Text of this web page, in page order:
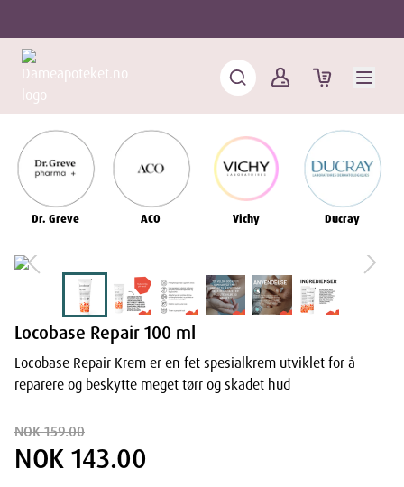
Dr. Greve ACO Vichy Ducray
Locobase Repair 100 ml
Locobase Repair Krem er en fet spesialkrem utviklet for å
reparere og beskytte meget tørr og skadet hud
NOK 159.00
NOK 143.00